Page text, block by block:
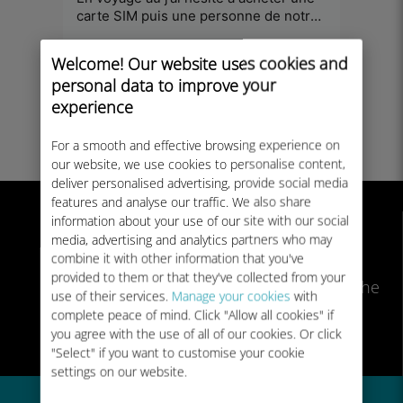
Welcome! Our website uses cookies and
personal data to improve your
experience
For a smooth and effective browsing experience on
our website, we use cookies to personalise content,
deliver personalised advertising, provide social media
features and analyse our traffic. We also share
information about your use of our site with our social
media, advertising and analytics partners who may
combine it with other information that you've
provided to them or that they've collected from your
use of their services. Manage your cookies with
complete peace of mind. Click "Allow all cookies" if
you agree with the use of all of our cookies. Or click
"Select" if you want to customise your cookie
settings on our website.
carte SIM puis une personne de notre
Jean Noel Granier, 06 Aug 2026
Consultez nos 42960 avis
Appareils
compatibles
eSIM
Comment ça marche